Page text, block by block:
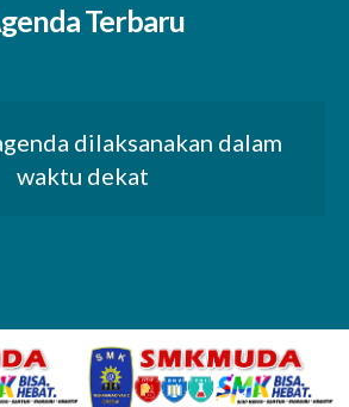
Terbaru
dilaksanakan dalam
waktu dekat